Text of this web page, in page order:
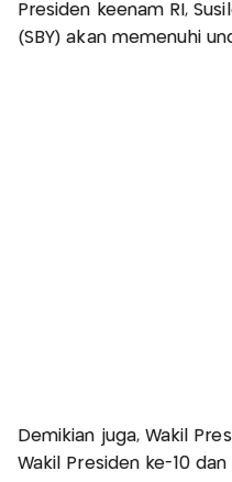
Presiden keenam RI,
(SBY) akan memenuhi
Demikian juga, Wakil
Wakil Presiden ke-10 dan